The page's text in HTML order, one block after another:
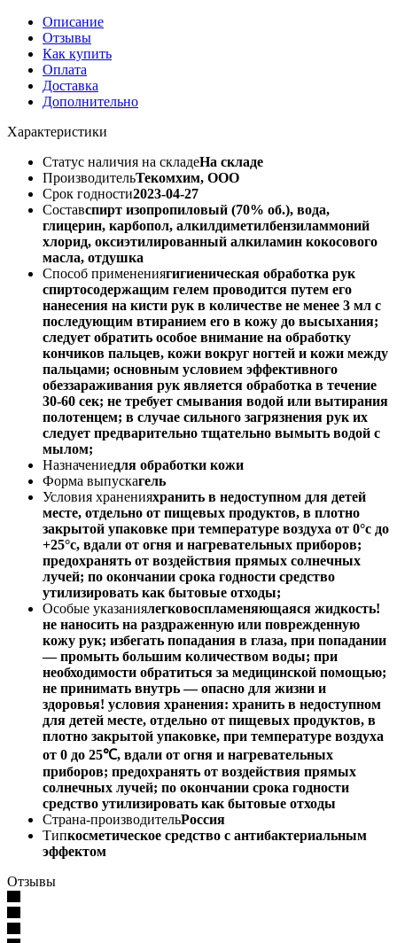
Описание
Отзывы
Как купить
Оплата
Доставка
Дополнительно
Характеристики
Статус наличия на складеНа складе
ПроизводительТекомхим, ООО
Срок годности2023-04-27
Составспирт изопропиловый (70% об.), вода,
глицерин, карбопол, алкилдиметилбензиламмоний
хлорид, оксиэтилированный алкиламин кокосового
масла, отдушка
Способ применениягигиеническая обработка рук
спиртосодержащим гелем проводится путем его
нанесения на кисти рук в количестве не менее 3 мл с
последующим втиранием его в кожу до высыхания;
следует обратить особое внимание на обработку
кончиков пальцев, кожи вокруг ногтей и кожи между
пальцами; основным условием эффективного
обеззараживания рук является обработка в течение
30-60 сек; не требует смывания водой или вытирания
полотенцем; в случае сильного загрязнения рук их
следует предварительно тщательно вымыть водой с
мылом;
Назначениедля обработки кожи
Форма выпускагель
Условия храненияхранить в недоступном для детей
месте, отдельно от пищевых продуктов, в плотно
закрытой упаковке при температуре воздуха от 0°с до
+25°с, вдали от огня и нагревательных приборов;
предохранять от воздействия прямых солнечных
лучей; по окончании срока годности средство
утилизировать как бытовые отходы;
Особые указаниялегковоспламеняющаяся жидкость!
не наносить на раздраженную или поврежденную
кожу рук; избегать попадания в глаза, при попадании
— промыть большим количеством воды; при
необходимости обратиться за медицинской помощью;
не принимать внутрь — опасно для жизни и
здоровья! условия хранения: хранить в недоступном
для детей месте, отдельно от пищевых продуктов, в
плотно закрытой упаковке, при температуре воздуха
от 0 до 25℃, вдали от огня и нагревательных
приборов; предохранять от воздействия прямых
солнечных лучей; по окончании срока годности
средство утилизировать как бытовые отходы
Страна-производительРоссия
Типкосметическое средство с антибактериальным
эффектом
Отзывы